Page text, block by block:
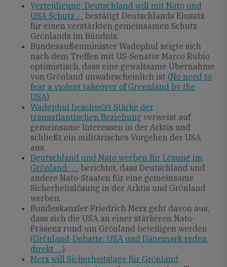
Verteidigung: Deutschland will mit Nato und
USA Schutz … bestätigt Deutschlands Einsatz
für einen verstärkten gemeinsamen Schutz
Grönlands im Bündnis.
Bundesaußenminister Wadephul zeigte sich
nach dem Treffen mit US-Senator Marco Rubio
optimistisch, dass eine gewaltsame Übernahme
von Grönland unwahrscheinlich ist (No need to
fear a violent takeover of Greenland by the
USA).
Wadephul beschwört Stärke der
transatlantischen Beziehung verweist auf
gemeinsame Interessen in der Arktis und
schließt ein militärisches Vorgehen der USA
aus.
Deutschland und Nato werben für Lösung im
Grönland- … berichtet, dass Deutschland und
andere Nato-Staaten für eine gemeinsame
Sicherheitslösung in der Arktis und Grönland
werben.
Bundeskanzler Friedrich Merz geht davon aus,
dass sich die USA an einer stärkeren Nato-
Präsenz rund um Grönland beteiligen werden
(Grönland-Debatte: USA und Dänemark reden
direkt …).
Merz will Sicherheitslage für Grönland